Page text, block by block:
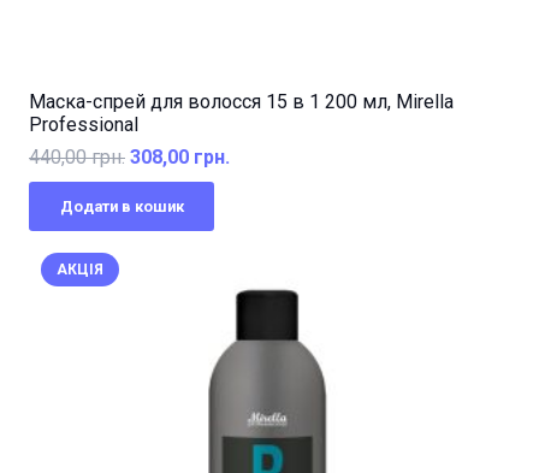
Маска-спрей для волосся 15 в 1 200 мл, Mirella
Professional
440,00грн. Оригінальна
ціна:
308,00 грн.
Додати в кошик
АКЦІЯ